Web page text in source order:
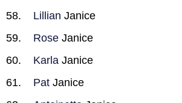
Lillian Janice
Rose Janice
Karla Janice
Pat Janice